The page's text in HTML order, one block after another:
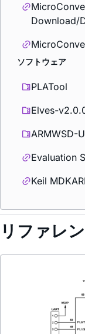
Download/
ソフトウェア
PLATool
Elves-
ARMWSD-
Evaluation
Keil
リファレ